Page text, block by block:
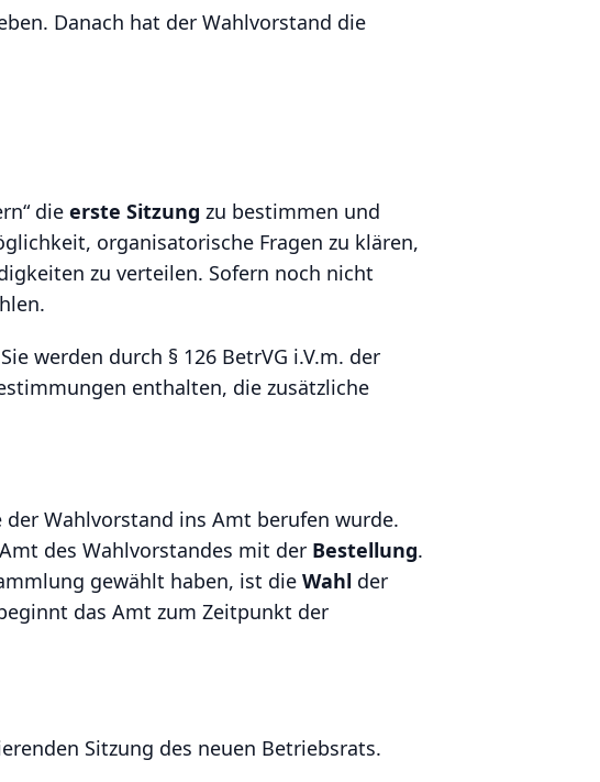
Danach hat der Wahlvorstand die
die erste Sitzung zu bestimmen und
organisatorische Fragen zu klären,
zu verteilen. Sofern noch nicht
werden durch § 126 BetrVG i.V.m. der
enthalten, die zusätzliche
Wahlvorstand ins Amt berufen wurde.
des Wahlvorstandes mit der Bestellung.
gewählt haben, ist die Wahl der
das Amt zum Zeitpunkt der
Sitzung des neuen Betriebsrats.